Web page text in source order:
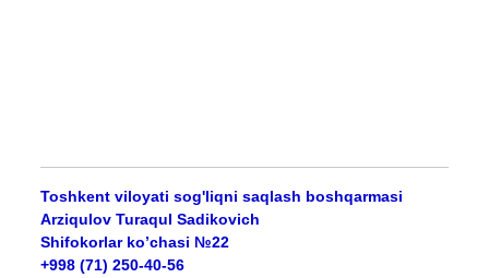
Toshkent viloyati sog'liqni saqlash boshqarmasi
Arziqulov Turaqul Sadikovich
Shifokorlar ko’chasi №22
+998 (71) 250-40-56